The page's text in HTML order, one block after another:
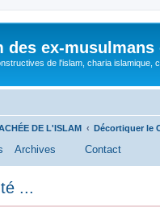
des ex-
de l'islam, charia islamique,
DE L'ISLAM Décortiquer le
Archives Contact
...